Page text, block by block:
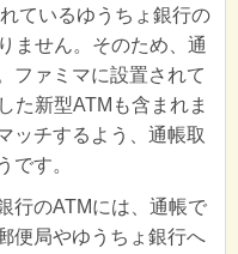
ているゆうちょ銀行の
ません。そのため、通
ファミマに設置されて
た新型ATMも含まれま
ッチするよう、通帳取
です。
行のATMには、通帳で
便局やゆうちょ銀行へ